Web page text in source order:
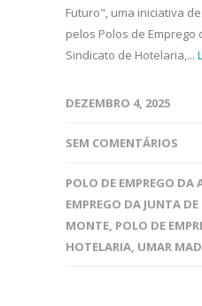
Futuro", uma iniciativa
pelos Polos de Emprego
Sindicato de Hotelaria,...
DEZEMBRO 4, 2025
SEM COMENTÁRIOS
POLO DE EMPREGO DA
EMPREGO DA JUNTA DE
MONTE, POLO DE
HOTELARIA, UMAR